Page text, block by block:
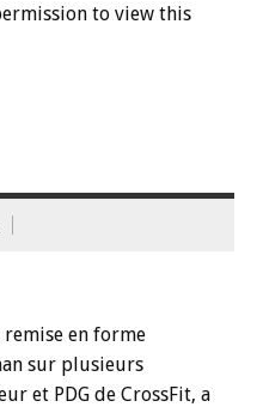
to view this
remise en forme
sur plusieurs
et PDG de CrossFit, a